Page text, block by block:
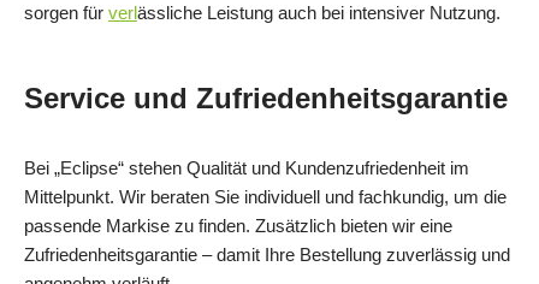
sorgen für verlässliche Leistung auch bei intensiver Nutzung.
Service und Zufriedenheitsgarantie
Bei „Eclipse“ stehen Qualität und Kundenzufriedenheit im
Mittelpunkt. Wir beraten Sie individuell und fachkundig, um die
passende Markise zu finden. Zusätzlich bieten wir eine
Zufriedenheitsgarantie – damit Ihre Bestellung zuverlässig und